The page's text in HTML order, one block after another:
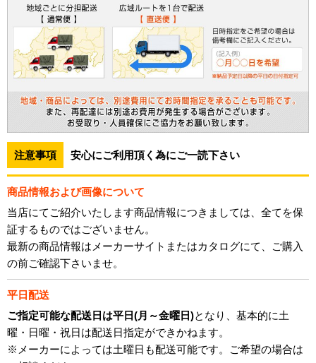
注意事項 安心にご利用頂く為にご一読下さい
商品情報および画像について
当店にてご紹介いたします商品情報につきましては、全てを保
証するものではございません。
最新の商品情報はメーカーサイトまたはカタログにて、ご購入
の前ご確認下さいませ。
平日配送
ご指定可能な配送日は平日(月～金曜日)となり、基本的に土
曜・日曜・祝日は配送日指定ができかねます。
※メーカーによっては土曜日も配送可能です。ご希望の場合は